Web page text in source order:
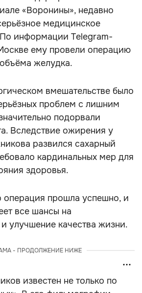
«Воронины», недавно
медицинское
информации Telegram-
ему провели операцию
желудка.
вмешательстве было
проблем с лишним
подорвали
Вследствие ожирения у
развился сахарный
кардинальных мер для
здоровья.
операция прошла успешно, и
все шансы на
улучшение качества жизни.
- ПРОДОЛЖЕНИЕ НИЖЕ
известен не только по